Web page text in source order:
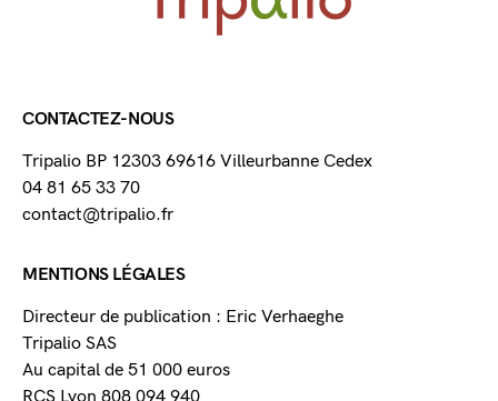
CONTACTEZ-NOUS
Tripalio BP 12303 69616 Villeurbanne Cedex
04 81 65 33 70
contact@tripalio.fr
MENTIONS LÉGALES
Directeur de publication : Eric Verhaeghe
Tripalio SAS
Au capital de 51 000 euros